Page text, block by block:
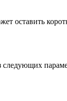
оставить